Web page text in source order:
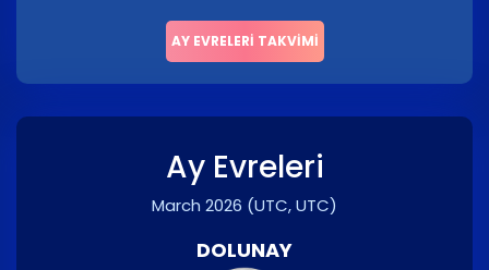
AY EVRELERI TAKVIMI
Ay Evreleri
March 2026 (UTC, UTC)
DOLUNAY